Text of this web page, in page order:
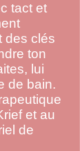
tact et
des clés
ton
lui
de bain.
et au
de